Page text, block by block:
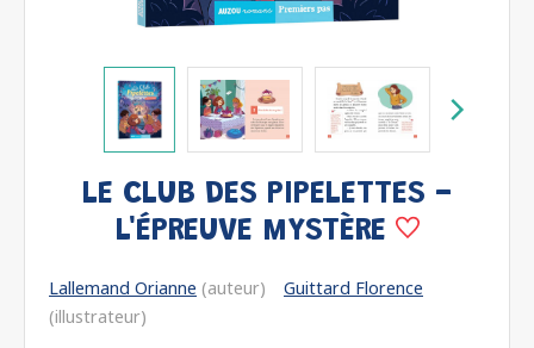
LE CLUB DES PIPELETTES -
L'ÉPREUVE MYSTÈRE
Lallemand Orianne (auteur)
Guittard Florence
(illustrateur)